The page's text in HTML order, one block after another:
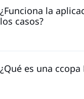
¿Funciona la
los casos?
¿Qué es una